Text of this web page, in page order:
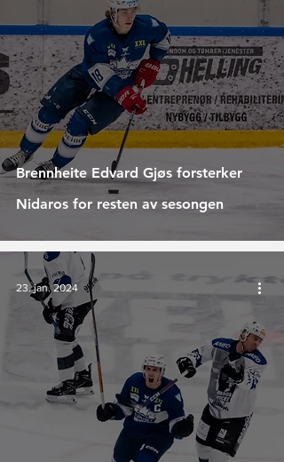
Brennheite Edvard Gjøs forsterker
Nidaros for resten av sesongen
23. jan. 2024